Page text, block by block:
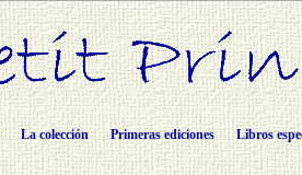
La colección Primeras ediciones Libros